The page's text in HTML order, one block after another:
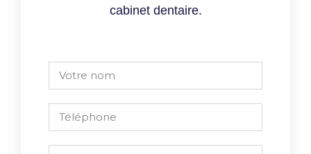
cabinet dentaire.